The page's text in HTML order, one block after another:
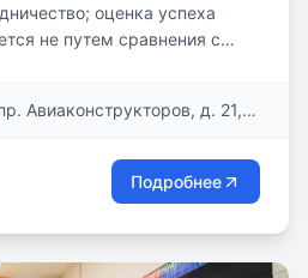
oценка успеха
не путем сравнения с
Авиаконструкторов, д. 21,
Подробнее